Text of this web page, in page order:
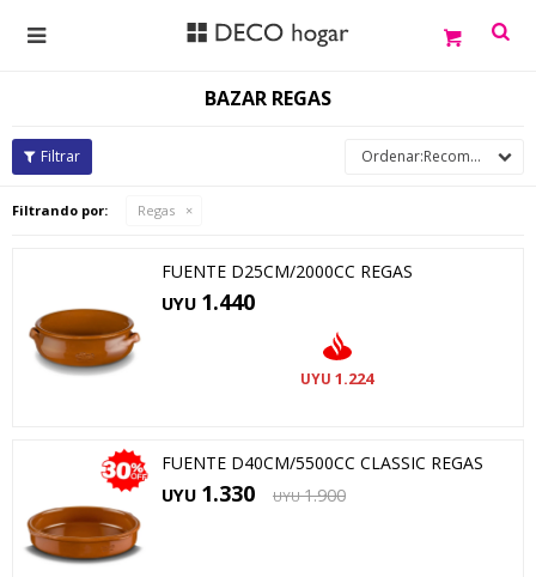

BAZAR REGAS
Recomendados
Filtrando por: Regas
FUENTE D25CM/2000CC REGAS
UYU 1.440
UYU 1.224
FUENTE D40CM/5500CC CLASSIC REGAS
UYU 1.330 UYU 1.900